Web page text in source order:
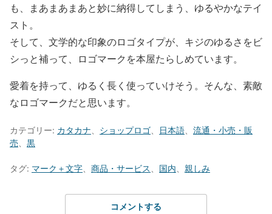
も、まあまあまあと妙に納得してしまう、ゆるやかなテイ
スト。
そして、文学的な印象のロゴタイプが、キジのゆるさをビ
シっと補って、ロゴマークを本屋たらしめています。
愛着を持って、ゆるく長く使っていけそう。そんな、素敵
なロゴマークだと思います。
カテゴリー: カタカナ ショップロゴ 日本語
流通・小売・販
売
黒
タグ: マーク＋文字 商品・サービス 国内 親しみ
コメントする